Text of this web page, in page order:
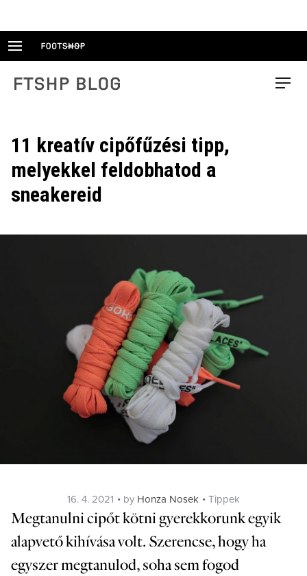
FTSHP blog Menu
11 kreatív cipőfűzési tipp,
melyekkel feldobhatod a
sneakereid
Posted
on
16. 4. 2021 by Honza Nosek Categories
Tippek
Megtanulni cipőt kötni gyerekkorunk egyik
alapvető kihívása volt. Szerencse, hogy ha
egyszer megtanulod, soha sem fogod